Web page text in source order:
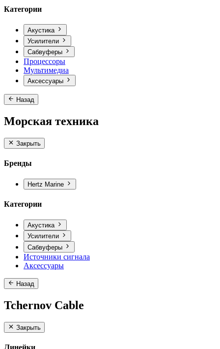
Категории
Акустика
Усилители
Сабвуферы
Процессоры
Мультимедиа
Аксессуары
Назад
Морская техника
Закрыть
Бренды
Hertz Marine
Категории
Акустика
Усилители
Сабвуферы
Источники сигнала
Аксессуары
Назад
Tchernov Cable
Закрыть